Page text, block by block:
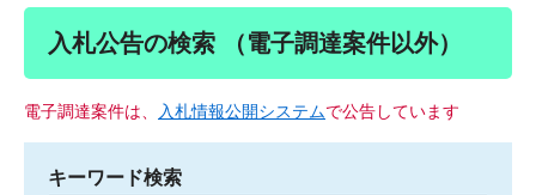
入札公告の検索 （電子調達案件以外）
電子調達案件は、 入札情報公開システムで公告しています
キーワード検索